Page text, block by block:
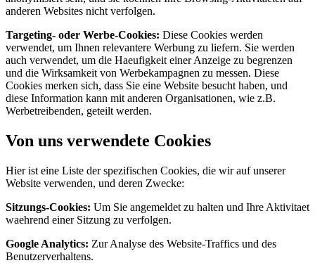
anderen Websites nicht verfolgen.
Targeting- oder Werbe-Cookies: Diese Cookies werden
verwendet, um Ihnen relevantere Werbung zu liefern. Sie werden
auch verwendet, um die Haeufigkeit einer Anzeige zu begrenzen
und die Wirksamkeit von Werbekampagnen zu messen. Diese
Cookies merken sich, dass Sie eine Website besucht haben, und
diese Information kann mit anderen Organisationen, wie z.B.
Werbetreibenden, geteilt werden.
Von uns verwendete Cookies
Hier ist eine Liste der spezifischen Cookies, die wir auf unserer
Website verwenden, und deren Zwecke:
Sitzungs-Cookies: Um Sie angemeldet zu halten und Ihre Aktivitaet
waehrend einer Sitzung zu verfolgen.
Google Analytics: Zur Analyse des Website-Traffics und des
Benutzerverhaltens.